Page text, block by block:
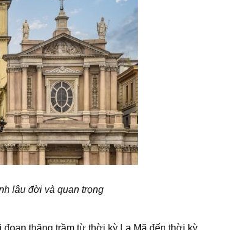
lâu đời và quan trọng
thăng trầm từ thời kỳ La Mã đến thời kỳ